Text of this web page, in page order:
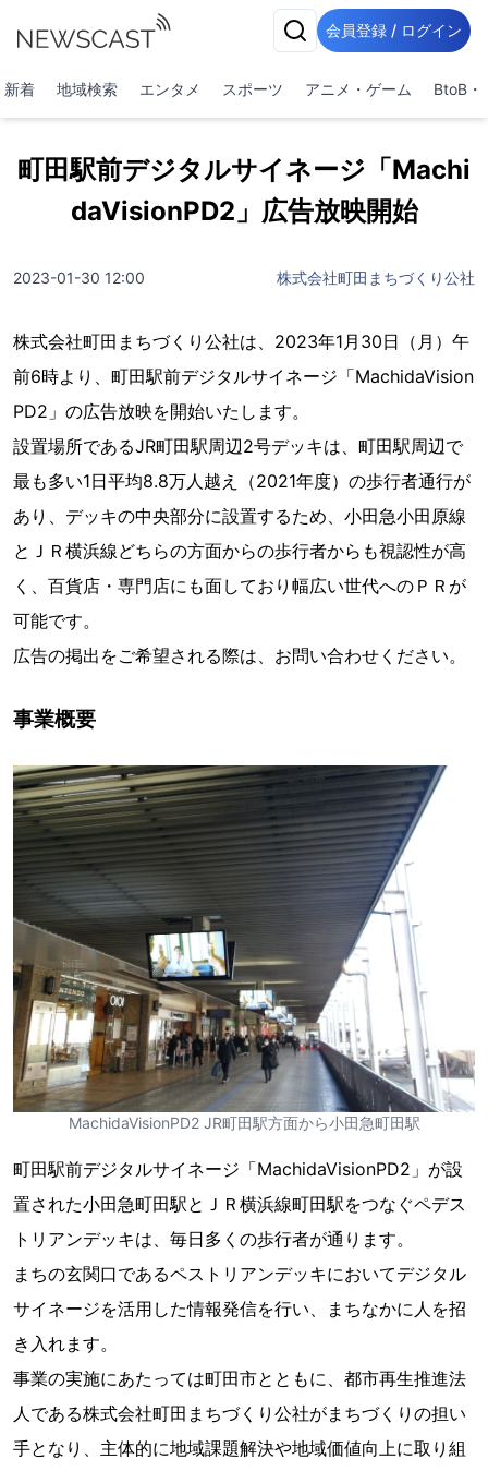
会員登録 / ログイン
新着 地域検索 エンタメ スポーツ アニメ・ゲーム BtoB・
町田駅前デジタルサイネージ「Machi
daVisionPD2」広告放映開始
2023-01-30 12:00 株式会社町田まちづくり公社
株式会社町田まちづくり公社は、2023年1月30日（月）午
前6時より、町田駅前デジタルサイネージ「MachidaVision
PD2」の広告放映を開始いたします。
設置場所であるJR町田駅周辺2号デッキは、町田駅周辺で
最も多い1日平均8.8万人越え（2021年度）の歩行者通行が
あり、デッキの中央部分に設置するため、小田急小田原線
とＪＲ横浜線どちらの方面からの歩行者からも視認性が高
く、百貨店・専門店にも面しており幅広い世代へのＰＲが
可能です。
広告の掲出をご希望される際は、お問い合わせください。
事業概要
MachidaVisionPD2 JR町田駅方面から小田急町田駅
町田駅前デジタルサイネージ「MachidaVisionPD2」が設
置された小田急町田駅とＪＲ横浜線町田駅をつなぐペデス
トリアンデッキは、毎日多くの歩行者が通ります。
まちの玄関口であるペストリアンデッキにおいてデジタル
サイネージを活用した情報発信を行い、まちなかに人を招
き入れます。
事業の実施にあたっては町田市とともに、都市再生推進法
人である株式会社町田まちづくり公社がまちづくりの担い
手となり、主体的に地域課題解決や地域価値向上に取り組